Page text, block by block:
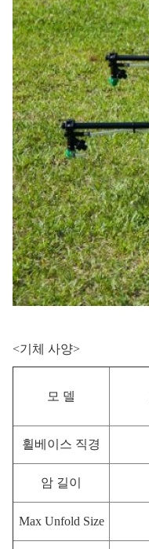
<기체 사양>
모 델
휠베이스 직경
암 길이
Max Unfold Size